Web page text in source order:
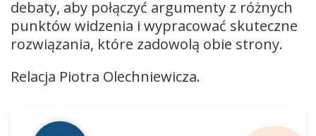
debaty, aby połączyć argumenty z różnych
punktów widzenia i wypracować skuteczne
rozwiązania, które zadowolą obie strony.
Relacja Piotra Olechniewicza.
plików